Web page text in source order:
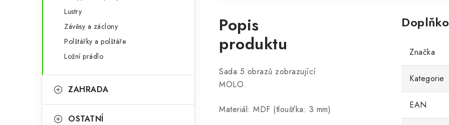
Lustry
Závěsy a záclony
Polštářky a polštáře
Ložní prádlo
ZAHRADA
OSTATNÍ
Popis
produktu
Sada 5 obrazů zobrazující
MOLO.
Materiál: MDF (tloušťka: 3 mm)
Značka
Kategorie
EAN